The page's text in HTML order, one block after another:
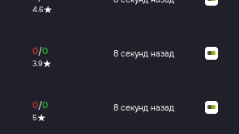
4.6
0/0
3.9
8 секунд назад
0/0
5
8 секунд назад